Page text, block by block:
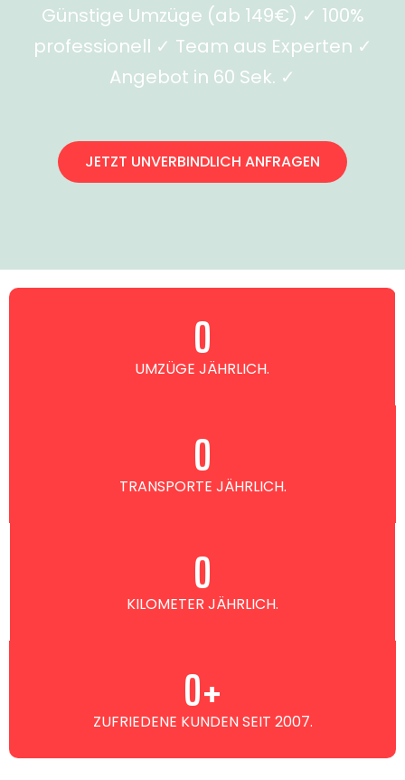
Günstige Umzüge (ab 149€) ✓ 100%
professionell ✓ Team aus Experten ✓
Angebot in 60 Sek. ✓
JETZT UNVERBINDLICH ANFRAGEN
UMZÜGE JÄHRLICH.
0
TRANSPORTE JÄHRLICH.
0
KILOMETER JÄHRLICH.
0
ZUFRIEDENE KUNDEN SEIT 2007.
0+